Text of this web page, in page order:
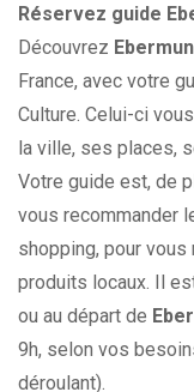
Réservez guide
Découvrez
France, avec votre
Culture. Celui-ci
la ville, ses places,
Votre guide est, de
vous recommander
shopping, pour
produits locaux. Il
ou au départ de
9h, selon vos
déroulant).